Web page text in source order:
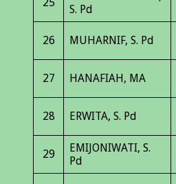
S. Pd
26 MUHARNIF, S. Pd
27 HANAFIAH, MA
28 ERWITA, S. Pd
29
EMIJONIWATI, S.
Pd